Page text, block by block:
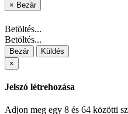
× Bezár
Betöltés...
Betöltés...
Bezár
Küldés
×
Jelszó létrehozása
Adjon meg egy 8 és 64 közötti